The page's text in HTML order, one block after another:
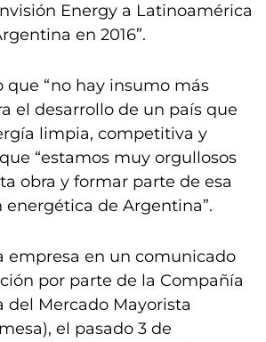
Energy a Latinoamérica
en 2016”.
que “no hay insumo más
el desarrollo de un país que
limpia, competitiva y
“estamos muy orgullosos
obra y formar parte de esa
de Argentina”.
empresa en un comunicado
por parte de la Compañía
del Mercado Mayorista
el pasado 3 de